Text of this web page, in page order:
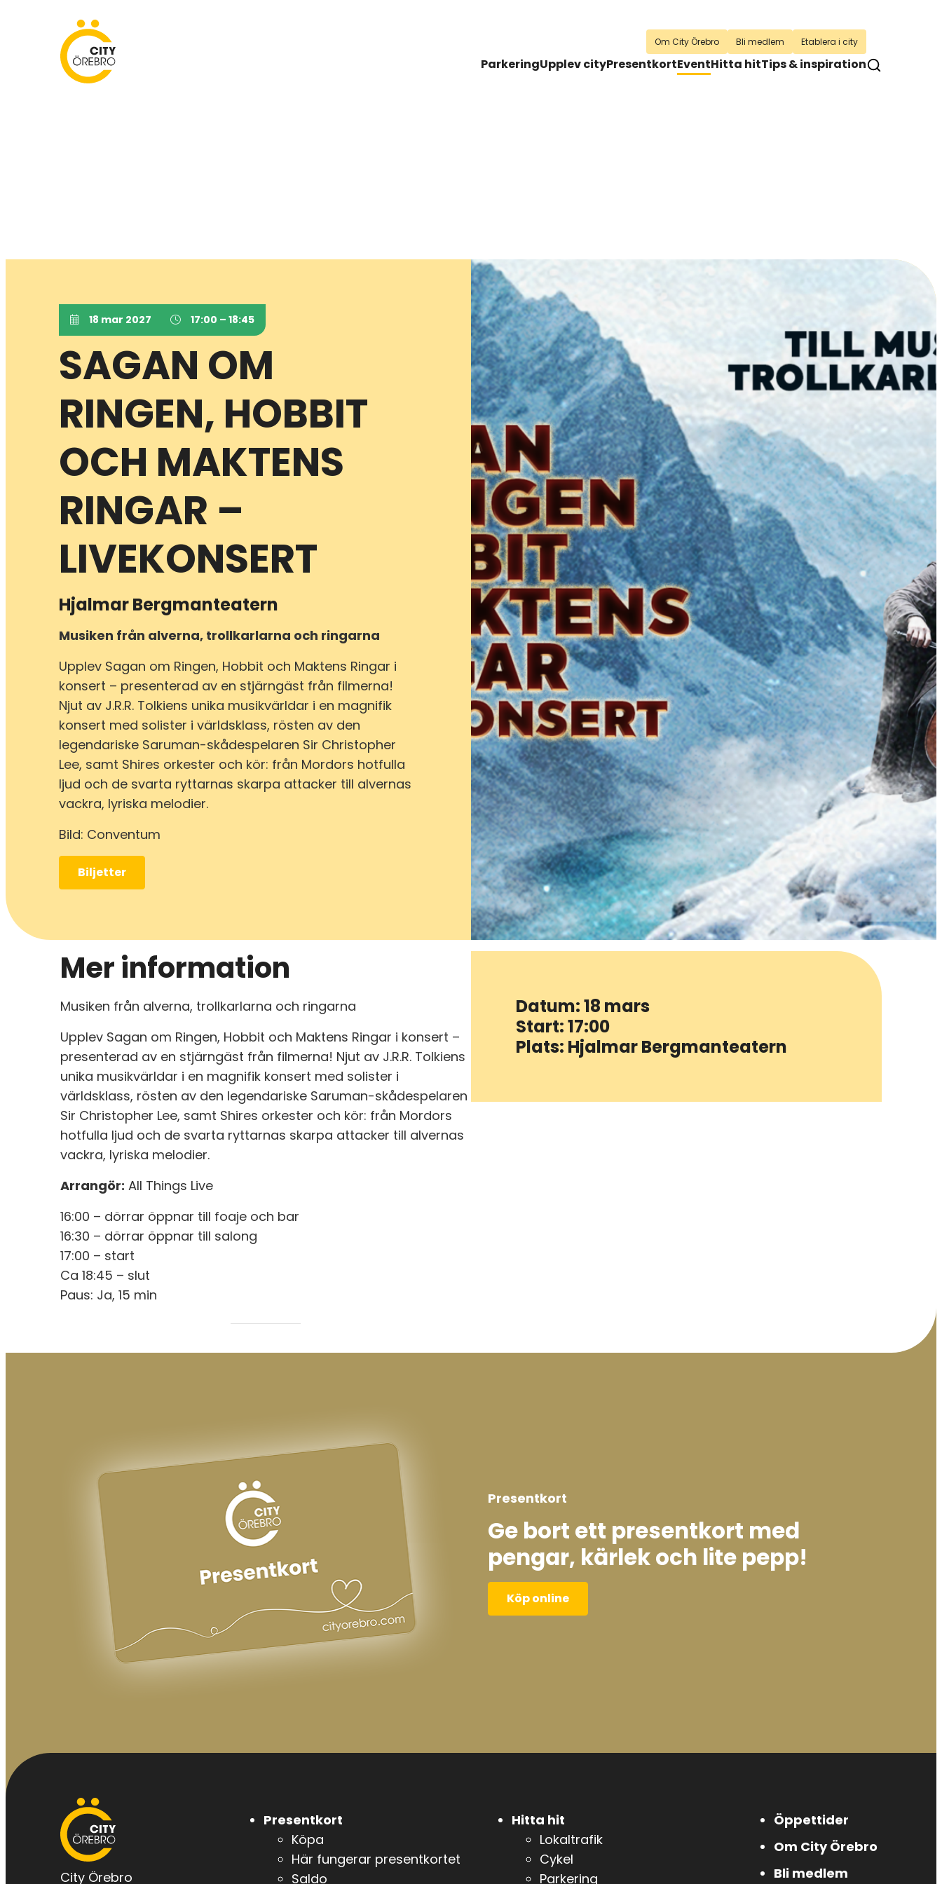
City Örebro
ParkeringUpplev cityPresentkortEventHitta hitTips & inspiration
Om City Örebro Bli medlem Etablera i city
18 mar 2027 17:00 – 18:45
SAGAN OM
RINGEN, HOBBIT
OCH MAKTENS
RINGAR –
LIVEKONSERT
Hjalmar Bergmanteatern
Musiken från alverna, trollkarlarna och ringarna
Upplev Sagan om Ringen, Hobbit och Maktens Ringar i
konsert – presenterad av en stjärngäst från filmerna!
Njut av J.R.R. Tolkiens unika musikvärldar i en magnifik
konsert med solister i världsklass, rösten av den
legendariske Saruman-skådespelaren Sir Christopher
Lee, samt Shires orkester och kör: från Mordors hotfulla
ljud och de svarta ryttarnas skarpa attacker till alvernas
vackra, lyriska melodier.
Bild: Conventum
Biljetter
Mer information
Musiken från alverna, trollkarlarna och ringarna
Upplev Sagan om Ringen, Hobbit och Maktens Ringar i konsert –
presenterad av en stjärngäst från filmerna! Njut av J.R.R. Tolkiens
unika musikvärldar i en magnifik konsert med solister i
världsklass, rösten av den legendariske Saruman-skådespelaren
Sir Christopher Lee, samt Shires orkester och kör: från Mordors
hotfulla ljud och de svarta ryttarnas skarpa attacker till alvernas
vackra, lyriska melodier.
Arrangör: All Things Live
16:00 – dörrar öppnar till foaje och bar
16:30 – dörrar öppnar till salong
17:00 – start
Ca 18:45 – slut
Paus: Ja, 15 min
Datum: 18 mars
Start: 17:00
Plats: Hjalmar Bergmanteatern
Presentkort
Ge bort ett presentkort med
pengar, kärlek och lite pepp!
Köp online
City
Örebro
City Örebro
Presentkort
Köpa
Här fungerar presentkortet
Saldo
Hitta hit
Lokaltrafik
Cykel
Parkering
Öppettider
Om City Örebro
Bli medlem